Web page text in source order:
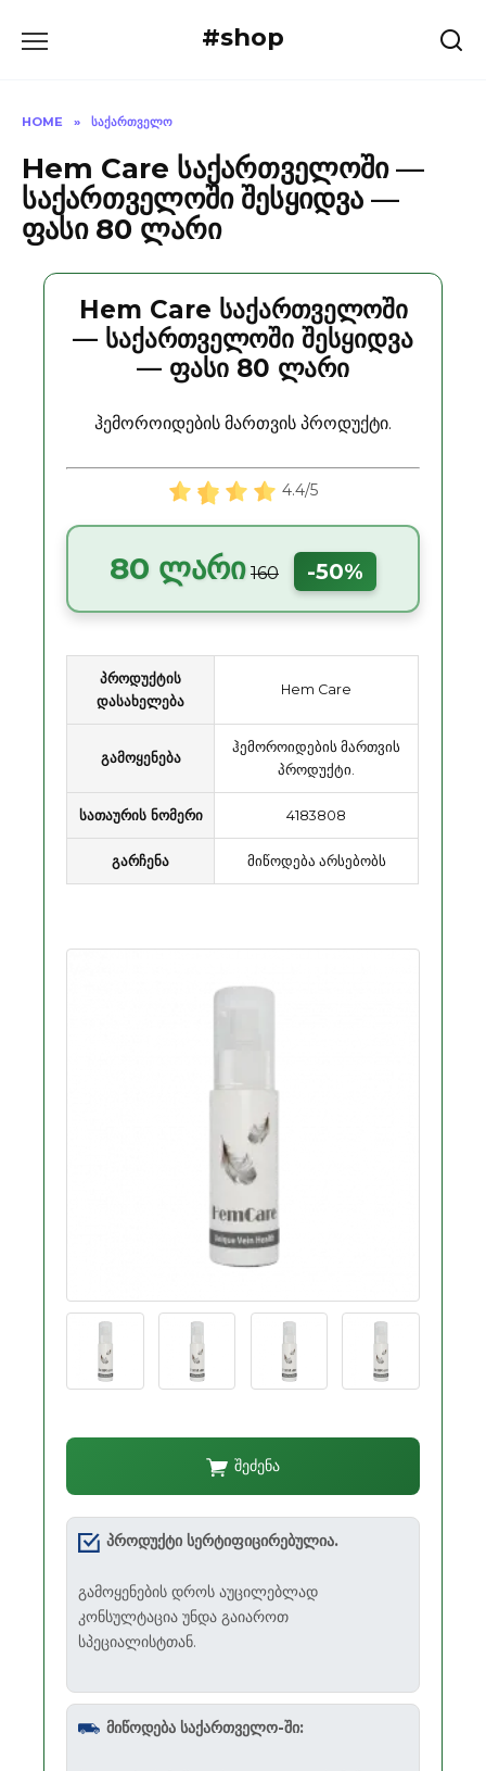
#shop
HOME » ᲡᲐᲥᲐᲠᲗᲕᲔᲚᲝ
Hem Care საქართველოში —
საქართველოში შესყიდვა —
ფასი 80 ლარი
Hem Care საქართველოში
— საქართველოში შესყიდვა
— ფასი 80 ლარი
ჰემოროიდების მართვის პროდუქტი.
4.4/5
80 ლარი 160 -50%
პროდუქტის
დასახელება
Hem Care
გამოყენება
ჰემოროიდების მართვის
პროდუქტი.
სათაურის ნომერი 4183808
გარჩენა მიწოდება არსებობს
შეძენა
პროდუქტი სერტიფიცირებულია.
გამოყენების დროს აუცილებლად
კონსულტაცია უნდა გაიაროთ
სპეციალისტთან.
მიწოდება საქართველო-ში: